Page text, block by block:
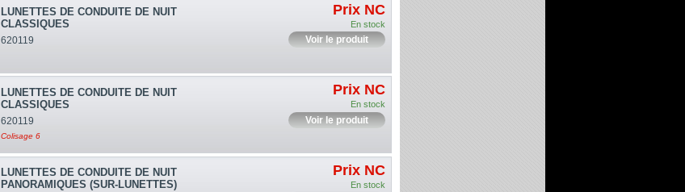
LUNETTES DE CONDUITE DE NUIT
CLASSIQUES
620119
Prix NC
En stock
Voir le produit
LUNETTES DE CONDUITE DE NUIT
CLASSIQUES
620119
Colisage 6
Prix NC
En stock
Voir le produit
LUNETTES DE CONDUITE DE NUIT
PANORAMIQUES (SUR-LUNETTES)
Prix NC
En stock